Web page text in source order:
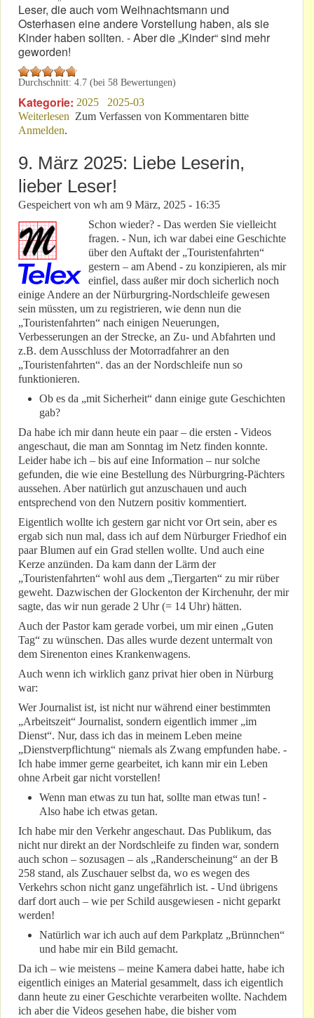
Leser, die auch vom Weihnachtsmann und
Osterhasen eine andere Vorstellung haben, als sie
Kinder haben sollten. - Aber die „Kinder“ sind mehr
geworden!
Durchschnitt: 4.7 (bei 58 Bewertungen)
Kategorie: 2025
2025-03
Weiterlesen über Saisonstart: „Touristenfahrten“ sind nur ein Wort!
Zum Verfassen von Kommentaren bitte
Anmelden.
9. März 2025: Liebe Leserin,
lieber Leser!
Gespeichert von wh am 9 März, 2025 - 16:35
Schon wieder? - Das werden Sie vielleicht
fragen. - Nun, ich war dabei eine Geschichte
über den Auftakt der „Touristenfahrten“
gestern – am Abend - zu konzipieren, als mir
einfiel, dass außer mir doch sicherlich noch
einige Andere an der Nürburgring-Nordschleife gewesen
sein müssten, um zu registrieren, wie denn nun die
„Touristenfahrten“ nach einigen Neuerungen,
Verbesserungen an der Strecke, an Zu- und Abfahrten und
z.B. dem Ausschluss der Motorradfahrer an den
„Touristenfahrten“. das an der Nordschleife nun so
funktionieren.
Ob es da „mit Sicherheit“ dann einige gute Geschichten
gab?
Da habe ich mir dann heute ein paar – die ersten - Videos
angeschaut, die man am Sonntag im Netz finden konnte.
Leider habe ich – bis auf eine Information – nur solche
gefunden, die wie eine Bestellung des Nürburgring-Pächters
aussehen. Aber natürlich gut anzuschauen und auch
entsprechend von den Nutzern positiv kommentiert.
Eigentlich wollte ich gestern gar nicht vor Ort sein, aber es
ergab sich nun mal, dass ich auf dem Nürburger Friedhof ein
paar Blumen auf ein Grad stellen wollte. Und auch eine
Kerze anzünden. Da kam dann der Lärm der
„Touristenfahrten“ wohl aus dem „Tiergarten“ zu mir rüber
geweht. Dazwischen der Glockenton der Kirchenuhr, der mir
sagte, das wir nun gerade 2 Uhr (= 14 Uhr) hätten.
Auch der Pastor kam gerade vorbei, um mir einen „Guten
Tag“ zu wünschen. Das alles wurde dezent untermalt von
dem Sirenenton eines Krankenwagens.
Auch wenn ich wirklich ganz privat hier oben in Nürburg
war:
Wer Journalist ist, ist nicht nur während einer bestimmten
„Arbeitszeit“ Journalist, sondern eigentlich immer „im
Dienst“. Nur, dass ich das in meinem Leben meine
„Dienstverpflichtung“ niemals als Zwang empfunden habe. -
Ich habe immer gerne gearbeitet, ich kann mir ein Leben
ohne Arbeit gar nicht vorstellen!
Wenn man etwas zu tun hat, sollte man etwas tun! -
Also habe ich etwas getan.
Ich habe mir den Verkehr angeschaut. Das Publikum, das
nicht nur direkt an der Nordschleife zu finden war, sondern
auch schon – sozusagen – als „Randerscheinung“ an der B
258 stand, als Zuschauer selbst da, wo es wegen des
Verkehrs schon nicht ganz ungefährlich ist. - Und übrigens
darf dort auch – wie per Schild ausgewiesen - nicht geparkt
werden!
Natürlich war ich auch auf dem Parkplatz „Brünnchen“
und habe mir ein Bild gemacht.
Da ich – wie meistens – meine Kamera dabei hatte, habe ich
eigentlich einiges an Material gesammelt, dass ich eigentlich
dann heute zu einer Geschichte verarbeiten wollte. Nachdem
ich aber die Videos gesehen habe, die bisher vom